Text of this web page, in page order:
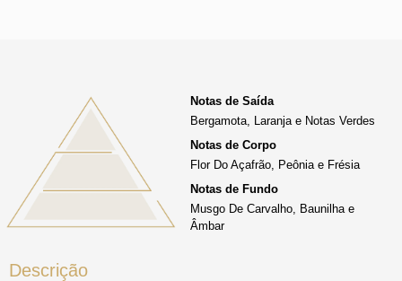
Descrição
Notas de Saída
Bergamota, Laranja e Notas Verdes
Notas de Corpo
Flor Do Açafrão, Peônia e Frésia
Notas de Fundo
Musgo De Carvalho, Baunilha e
Âmbar